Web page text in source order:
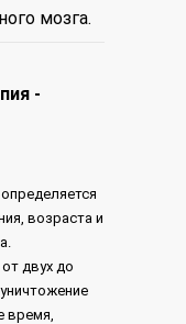
мозга.
-
возраста и
двух до
время,